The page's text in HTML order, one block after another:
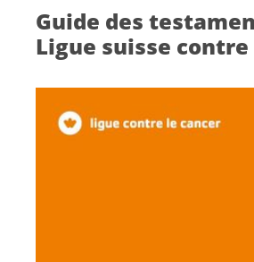
Assortiment
Vers le site de la Ligue
cancer
Guide des
Ligue suisse